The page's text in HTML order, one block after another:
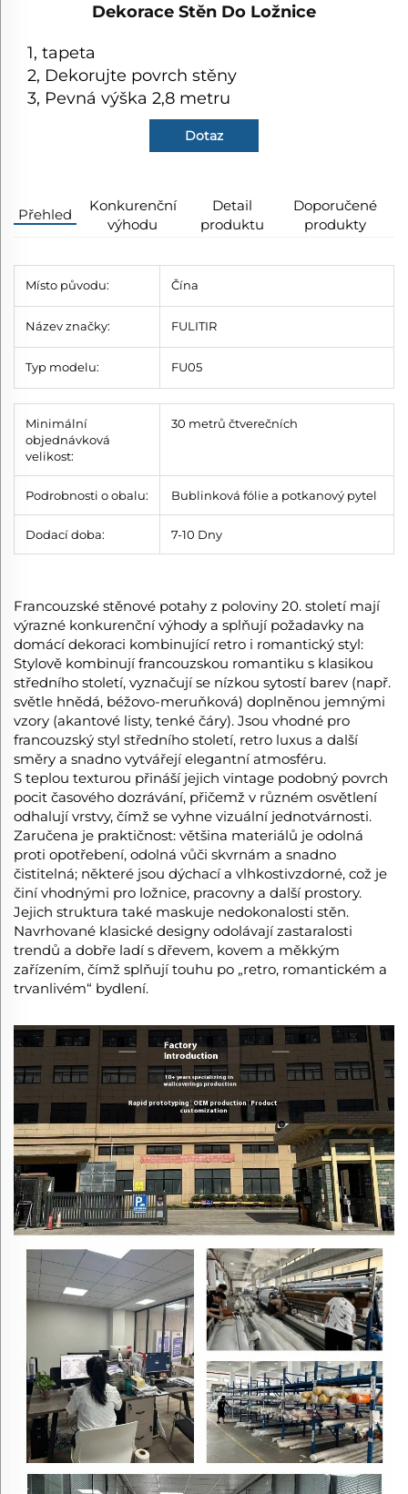
Dekorace Stěn Do Ložnice
1, tapeta
2, Dekorujte povrch stěny
3, Pevná výška 2,8 metru
Dotaz
Přehled
Konkurenční
výhodu
Detail
produktu
Doporučené
produkty
Místo původu: Čína
Název značky: FULITIR
Typ modelu: FU05
Minimální
objednávková
velikost:
30 metrů čtverečních
Podrobnosti o obalu: Bublinková fólie a potkanový pytel
Dodací doba: 7-10 Dny
Francouzské stěnové potahy z poloviny 20. století mají
výrazné konkurenční výhody a splňují požadavky na
domácí dekoraci kombinující retro i romantický styl:
Stylově kombinují francouzskou romantiku s klasikou
středního století, vyznačují se nízkou sytostí barev (např.
světle hnědá, béžovo-meruňková) doplněnou jemnými
vzory (akantové listy, tenké čáry). Jsou vhodné pro
francouzský styl středního století, retro luxus a další
směry a snadno vytvářejí elegantní atmosféru.
S teplou texturou přináší jejich vintage podobný povrch
pocit časového dozrávání, přičemž v různém osvětlení
odhalují vrstvy, čímž se vyhne vizuální jednotvárnosti.
Zaručena je praktičnost: většina materiálů je odolná
proti opotřebení, odolná vůči skvrnám a snadno
čistitelná; některé jsou dýchací a vlhkostivzdorné, což je
činí vhodnými pro ložnice, pracovny a další prostory.
Jejich struktura také maskuje nedokonalosti stěn.
Navrhované klasické designy odolávají zastaralosti
trendů a dobře ladí s dřevem, kovem a měkkým
zařízením, čímž splňují touhu po „retro, romantickém a
trvanlivém“ bydlení.